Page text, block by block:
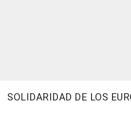
SOLIDARIDAD DE LOS